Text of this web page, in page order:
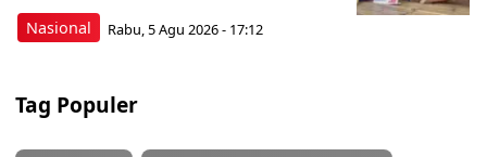
Nasional Rabu, 5 Agu 2026 - 17:12
Tag Populer